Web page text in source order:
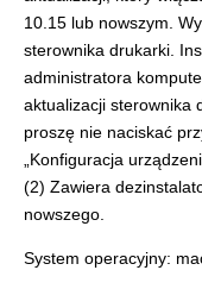
10.15 lub nowszym.
sterownika drukarki.
administratora
aktualizacji sterownika
proszę nie naciskać
„Konfiguracja
(2) Zawiera
nowszego.
System operacyjny: